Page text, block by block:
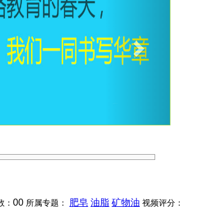
： 00 所属专题： 肥皂 油脂 矿物油 视频评分：